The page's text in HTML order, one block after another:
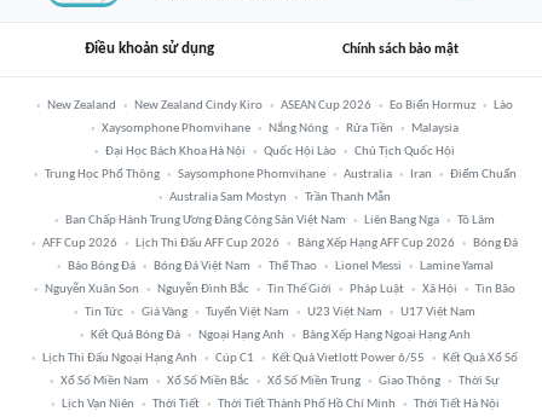
Điều khoản sử dụng Chính sách bảo mật
New Zealand New Zealand Cindy Kiro ASEAN Cup 2026 Eo Biển Hormuz
Lào
Xaysomphone Phomvihane
Nắng Nóng Rửa Tiền
Malaysia
Đại Học Bách Khoa Hà Nội
Quốc Hội Lào
Chủ Tịch Quốc Hội
Trung Học Phổ Thông
Saysomphone Phomvihane Australia Iran
Điểm Chuẩn
Australia Sam Mostyn
Trần Thanh Mẫn
Ban Chấp Hành Trung Ương Đảng Cộng Sản Việt Nam
Liên Bang Nga
Tô Lâm
AFF Cup 2026
Lịch Thi Đấu AFF Cup 2026 Bảng Xếp Hạng AFF Cup 2026
Bóng Đá
Báo Bóng Đá
Bóng Đá Việt Nam Thể Thao Lionel Messi
Lamine Yamal
Nguyễn Xuân Son
Nguyễn Đình Bắc Tin Thế Giới Pháp Luật Xã Hội
Tin Bão
Tin Tức
Giá Vàng Tuyển Việt Nam U23 Việt Nam
U17 Việt Nam
Kết Quả Bóng Đá
Ngoại Hạng Anh
Bảng Xếp Hạng Ngoại Hạng Anh
Lịch Thi Đấu Ngoại Hạng Anh
Cúp C1 Kết Quả Vietlott Power 6/55
Kết Quả Xổ Số
Xổ Số Miền Nam
Xổ Số Miền Bắc Xổ Số Miền Trung Giao Thông
Thời Sự
Lịch Vạn Niên
Thời Tiết Thời Tiết Thành Phố Hồ Chí Minh Thời Tiết Hà Nội